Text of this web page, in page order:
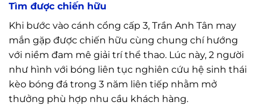
Tìm được chiến hữu
Khi bước vào cánh cổng cấp 3, Trần Anh Tân may
mắn gặp được chiến hữu cùng chung chí hướng
với niềm đam mê giải trí thể thao. Lúc này, 2 người
như hình với bóng liên tục nghiên cứu hệ sinh thái
kèo bóng đá trong 3 năm liên tiếp nhằm mở
thưởng phù hợp nhu cầu khách hàng.